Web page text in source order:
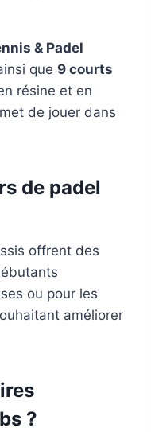
& Padel
que 9 courts
résine et en
de jouer dans
de padel
offrent des
ou pour les
améliorer
?